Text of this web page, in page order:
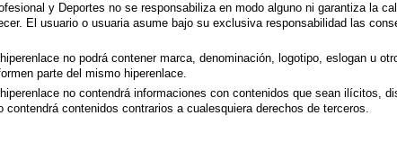
y Deportes no se responsabiliza en modo alguno ni garantiza la
El usuario o usuaria asume bajo su exclusiva responsabilidad las
no podrá contener marca, denominación, logotipo, eslogan u
parte del mismo hiperenlace.
no contendrá informaciones con contenidos que sean ilícitos,
contenidos contrarios a cualesquiera derechos de terceros.